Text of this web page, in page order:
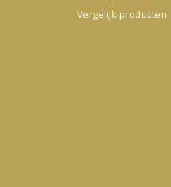
Vergelijk producten